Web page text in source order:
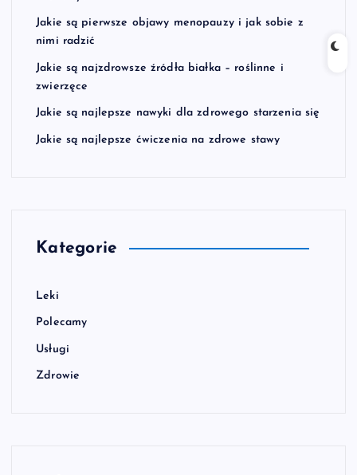
Jakie są pierwsze objawy menopauzy i jak sobie z
nimi radzić
Jakie są najzdrowsze źródła białka – roślinne i
zwierzęce
Jakie są najlepsze nawyki dla zdrowego starzenia się
Jakie są najlepsze ćwiczenia na zdrowe stawy
Kategorie
Leki
Polecamy
Usługi
Zdrowie